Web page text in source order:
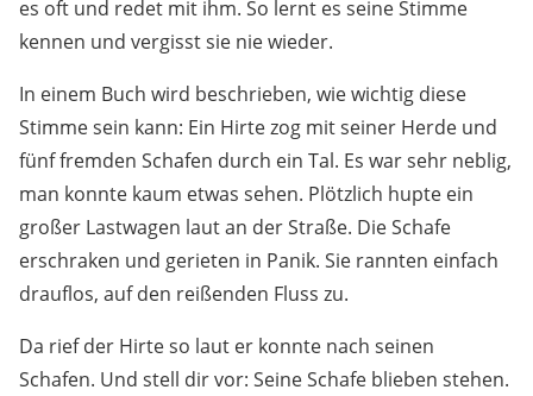
es oft und redet mit ihm. So lernt es seine Stimme
kennen und vergisst sie nie wieder.
In einem Buch wird beschrieben, wie wichtig diese
Stimme sein kann: Ein Hirte zog mit seiner Herde und
fünf fremden Schafen durch ein Tal. Es war sehr neblig,
man konnte kaum etwas sehen. Plötzlich hupte ein
großer Lastwagen laut an der Straße. Die Schafe
erschraken und gerieten in Panik. Sie rannten einfach
drauflos, auf den reißenden Fluss zu.
Da rief der Hirte so laut er konnte nach seinen
Schafen. Und stell dir vor: Seine Schafe blieben stehen.